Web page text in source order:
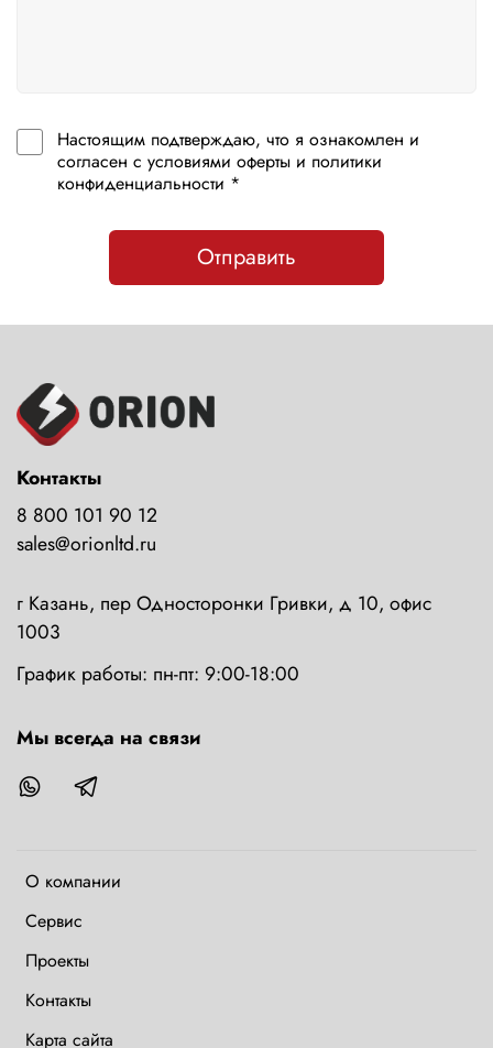
Настоящим подтверждаю, что я ознакомлен и
согласен с условиями оферты и политики
конфиденциальности *
Отправить
О компании
Сервис
Проекты
Контакты
Карта сайта
Контакты
8 800 101 90 12
sales@orionltd.ru
г Казань, пер Односторонки Гривки, д 10, офис
1003
График работы: пн-пт: 9:00-18:00
Мы всегда на связи